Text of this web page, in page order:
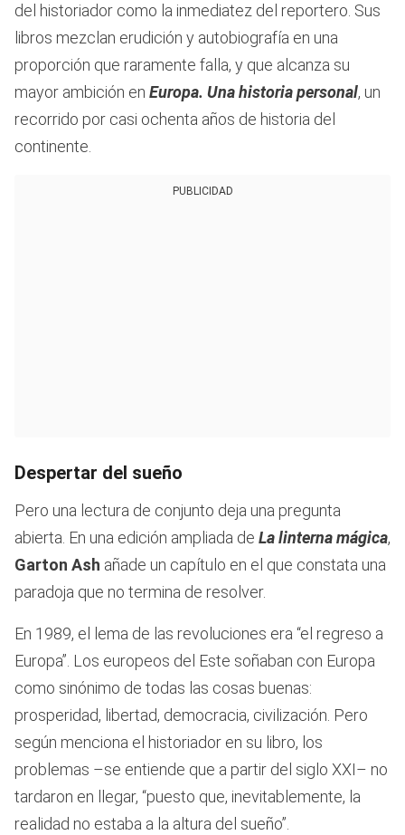
del historiador como la inmediatez del reportero. Sus
libros mezclan erudición y autobiografía en una
proporción que raramente falla, y que alcanza su
mayor ambición en Europa. Una historia personal, un
recorrido por casi ochenta años de historia del
continente.
PUBLICIDAD
Despertar del sueño
Pero una lectura de conjunto deja una pregunta
abierta. En una edición ampliada de La linterna mágica,
Garton Ash añade un capítulo en el que constata una
paradoja que no termina de resolver.
En 1989, el lema de las revoluciones era “el regreso a
Europa”. Los europeos del Este soñaban con Europa
como sinónimo de todas las cosas buenas:
prosperidad, libertad, democracia, civilización. Pero
según menciona el historiador en su libro, los
problemas –se entiende que a partir del siglo XXI– no
tardaron en llegar, “puesto que, inevitablemente, la
realidad no estaba a la altura del sueño”.